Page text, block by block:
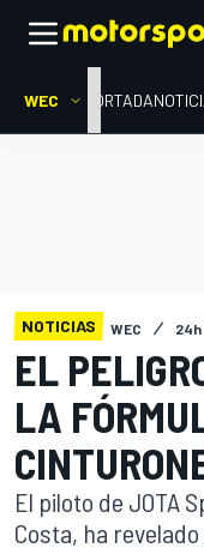
WEC PORTADA
NOTICIAS WEC 24h
EL
LA
El piloto de JOTA
Costa, ha